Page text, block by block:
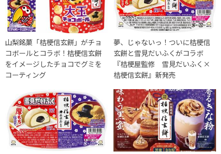
山梨銘菓「桔梗信玄餅」がチョ
コボールとコラボ！桔梗信玄餅
をイメージしたチョコでグミを
コーティング
夢、じゃないっ！ついに桔梗信
玄餅と雪見だいふくがコラボ
『桔梗屋監修 雪見だいふく×
桔梗信玄餅』新発売